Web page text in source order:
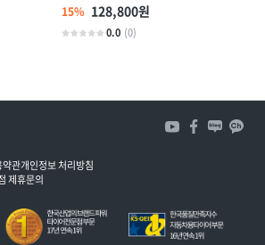
15% 128,800원
0.0 (0)
약관개인정보 처리방침
제휴문의